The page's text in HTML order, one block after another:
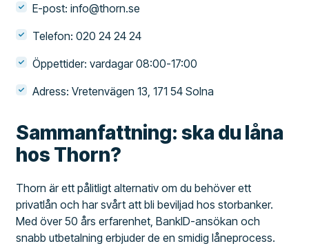
E-post: info@thorn.se
Telefon: 020 24 24 24
Öppettider: vardagar 08:00-17:00
Adress: Vretenvägen 13, 171 54 Solna
Sammanfattning: ska du låna
hos Thorn?
Thorn är ett pålitligt alternativ om du behöver ett
privatlån och har svårt att bli beviljad hos storbanker.
Med över 50 års erfarenhet, BankID-ansökan och
snabb utbetalning erbjuder de en smidig låneprocess.